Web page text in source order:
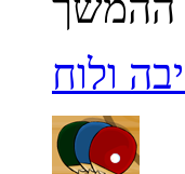
ולוח